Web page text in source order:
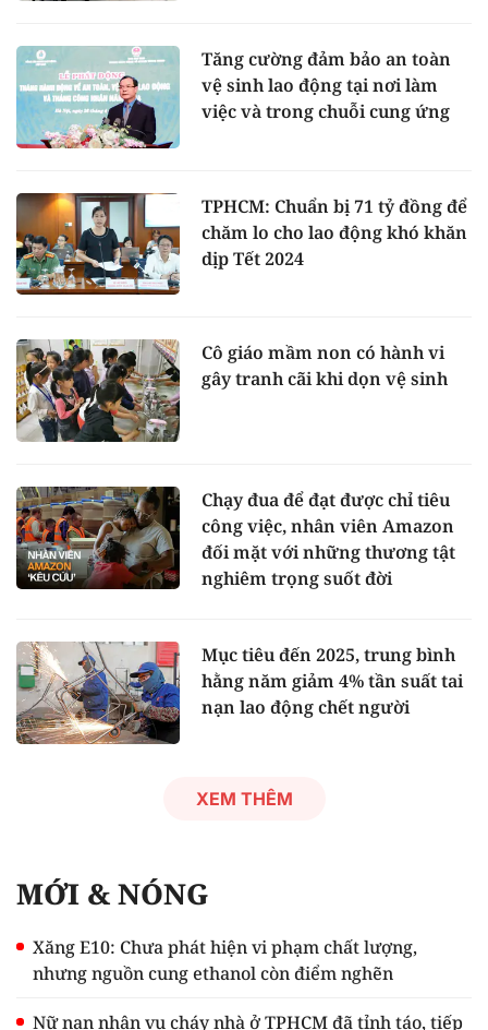
Tăng cường đảm bảo an toàn
vệ sinh lao động tại nơi làm
việc và trong chuỗi cung ứng
TPHCM: Chuẩn bị 71 tỷ đồng để
chăm lo cho lao động khó khăn
dịp Tết 2024
Cô giáo mầm non có hành vi
gây tranh cãi khi dọn vệ sinh
Chạy đua để đạt được chỉ tiêu
công việc, nhân viên Amazon
đối mặt với những thương tật
nghiêm trọng suốt đời
Mục tiêu đến 2025, trung bình
hằng năm giảm 4% tần suất tai
nạn lao động chết người
XEM THÊM
MỚI & NÓNG
Xăng E10: Chưa phát hiện vi phạm chất lượng,
nhưng nguồn cung ethanol còn điểm nghẽn
Nữ nạn nhân vụ cháy nhà ở TPHCM đã tỉnh táo, tiếp